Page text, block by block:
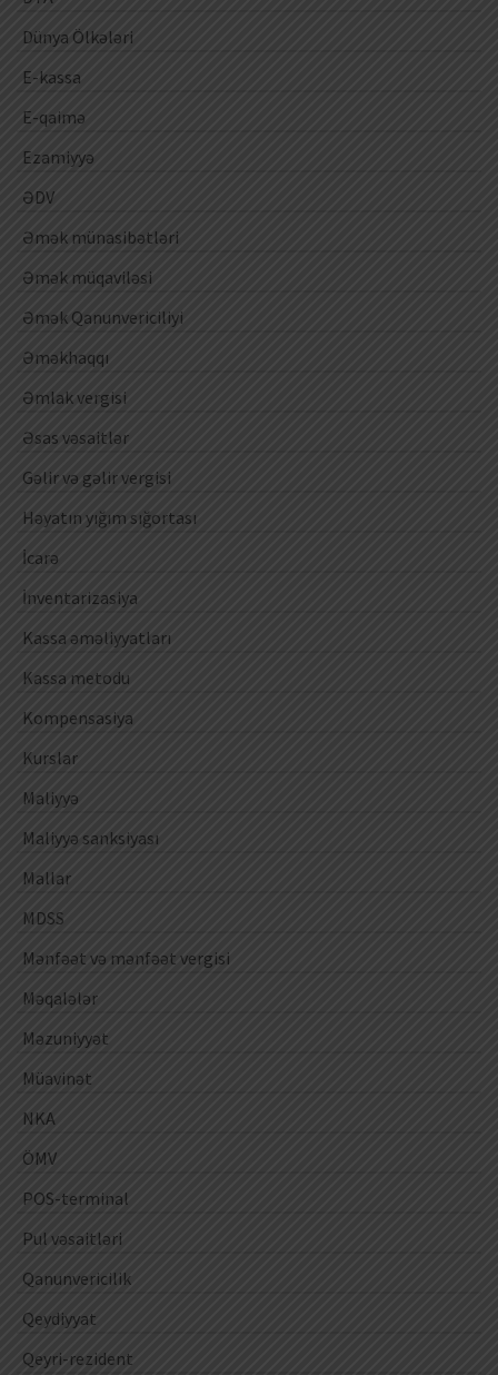
Dünya Ölkələri
E-kassa
E-qaimə
Ezamiyyə
ƏDV
Əmək münasibətləri
Əmək müqaviləsi
Əmək Qanunvericiliyi
Əməkhaqqı
Əmlak vergisi
Əsas vəsaitlər
Gəlir və gəlir vergisi
Həyatın yığım sığortası
İcarə
İnventarizasiya
Kassa əməliyyatları
Kassa metodu
Kompensasiya
Kurslar
Maliyyə
Maliyyə sanksiyası
Mallar
MDSS
Mənfəət və mənfəət vergisi
Məqalələr
Məzuniyyət
Müavinət
NKA
ÖMV
POS-terminal
Pul vəsaitləri
Qanunvericilik
Qeydiyyat
Qeyri-rezident